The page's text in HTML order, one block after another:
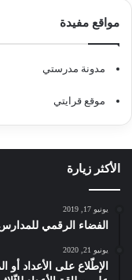
مواقع مفيدة
مدونة مدرستي
موقع قرايتي
الأكثر زيارة
يونيو 17, 2019
الفضاء الرقمي للمدارس
يونيو 21, 2020
الإطّلاع على الأعداد